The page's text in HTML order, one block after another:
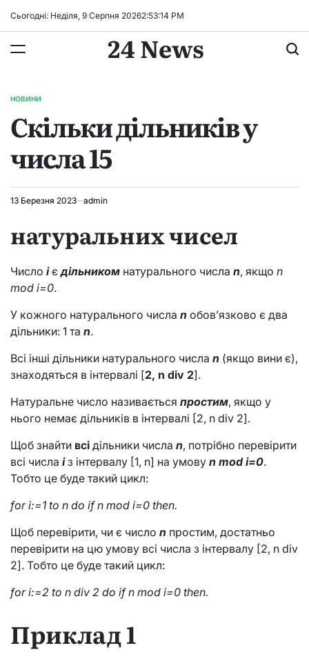
Сьогодні: Неділя, 9 Серпня 20262:53:15 PM
24 News
ОПУБЛІКУВАТИ
НОВИНИ
Скільки дільників у
числа 15
13 Березня 2023 admin
натуральних чисел
Число iєдільником натурального числа n, якщо n
mod i=0.
У кожного натурального числа n обов’язково є два
дільники: 1 та n.
Всі інші дільники натурального числа n (якщо вини є),
знаходяться в інтервалі [2, n div 2].
Натуральне число називається простим, якщо у
нього немає дільників в інтервалі [2, n div 2].
Щоб знайти всі дільники числа n, потрібно перевірити
всі числа i з інтервалу [1, n] на умову n mod i=0.
Тобто це буде такий цикл:
for i:=1 to n do if n mod i=0 then.
Щоб перевірити, чи є число n простим, достатньо
перевірити на цю умову всі числа з інтервалу [2, n div
2]. Тобто це буде такий цикл:
for i:=2 to n div 2 do if n mod i=0 then.
Приклад 1